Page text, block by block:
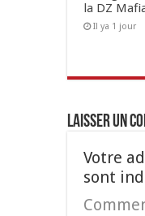
la DZ
Il ya 1 jour
Laisser un
Votre
sont